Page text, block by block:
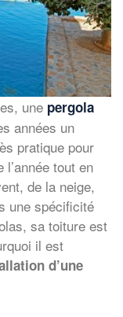
une pergola
années un
pratique pour
tout en
de la neige,
une spécificité
sa toiture est
il est
d’une